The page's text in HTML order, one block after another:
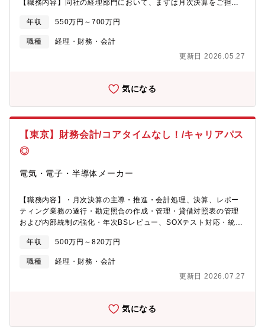
【職務内容】同社の経理部門において、まずは月次決算をご担当
の業務を通じて、経理部門の中核となる役割を担っていただきま
す。・月次決算対応・年次決算・四半期決算（補助）・開示資料
の作成（補助）・監査法人対応（補助）・税務対応（補助）※ご
経験を積んだ後は上記業務をメイン担当として行っていただく部
ジメントにチャレンジが可能です。・定量的な評価制度があり、
入で１人１日３０分の工数減らした、結果部署で週２０時間 の
め、様々な業界の経理業務に携われます （例、エネルギー、メ
ディア、IT、営業代行等）・管理部全体の仲が良く（５０名
経営層の労働環境改善へのコミットメント 直近でホールディン
れる方も多いです）【募集背景】ホールディングス移行、及び組
織規模の拡大による増員【組織構成】・取締役副社長 兼 グループ
CFO/管理本部長（30代男性）・経理部長（40代男性）・経理副
部長（40代男性）・課長2名（30代男女）・主任1名（20代）・
可能（就業開始時刻はAM8:00~10:00の間で選択可能）・リモー
年収 550万円～700万円
職種
経理・財務・会計
更新日 2026.05.27
気になる
【東京】財務会計/コアタイムなし！/キャリアパス
◎
電気・電子・半導体メーカー
【職務内容】・月次決算の主導・推進・会計処理、決算、レポー
ティング業務の遂行・勘定照合の作成・管理・貸借対照表の管理
および内部統制の強化・年次BSレビュー、SOXテスト対応・統制
査対応のサポート・内部監査・外部監査対応、資料準備・税務関
連勘定・支払い管理※主に決算業務をメインに従事いただきま
す。※お任せする業務はご経験に応じて決定致します。【本求人
の魅力】★当社は医薬メーカー向けと大学研究機関向けに分析機
オ医薬品製造に欠かせないクロマトグラフィー用分離剤ののシェ
年収 500万円～820万円
職種
経理・財務・会計
更新日 2026.07.27
気になる